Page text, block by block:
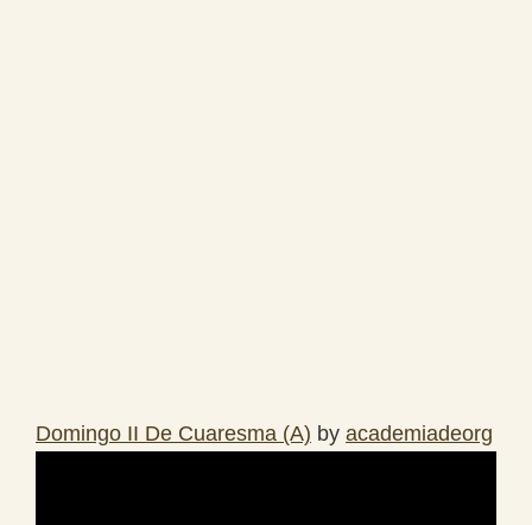
Domingo II De Cuaresma (A) by academiadeorg